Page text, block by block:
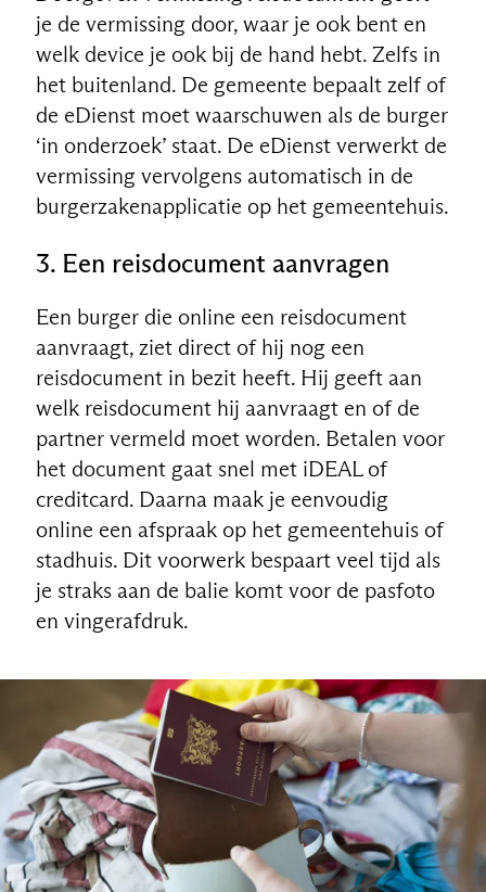
je de vermissing door, waar je ook bent en
welk device je ook bij de hand hebt. Zelfs in
het buitenland. De gemeente bepaalt zelf of
de eDienst moet waarschuwen als de burger
‘in onderzoek’ staat. De eDienst verwerkt de
vermissing vervolgens automatisch in de
burgerzakenapplicatie op het gemeentehuis.
3. Een reisdocument aanvragen
Een burger die online een reisdocument
aanvraagt, ziet direct of hij nog een
reisdocument in bezit heeft. Hij geeft aan
welk reisdocument hij aanvraagt en of de
partner vermeld moet worden. Betalen voor
het document gaat snel met iDEAL of
creditcard. Daarna maak je eenvoudig
online een afspraak op het gemeentehuis of
stadhuis. Dit voorwerk bespaart veel tijd als
je straks aan de balie komt voor de pasfoto
en vingerafdruk.
NL